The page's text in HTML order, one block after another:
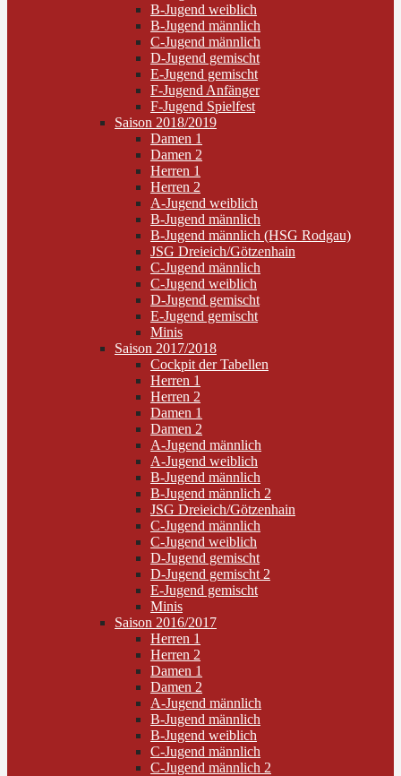
B-Jugend weiblich
B-Jugend männlich
C-Jugend männlich
D-Jugend gemischt
E-Jugend gemischt
F-Jugend Anfänger
F-Jugend Spielfest
Saison 2018/2019
Damen 1
Damen 2
Herren 1
Herren 2
A-Jugend weiblich
B-Jugend männlich
B-Jugend männlich (HSG Rodgau)
JSG Dreieich/Götzenhain
C-Jugend männlich
C-Jugend weiblich
D-Jugend gemischt
E-Jugend gemischt
Minis
Saison 2017/2018
Cockpit der Tabellen
Herren 1
Herren 2
Damen 1
Damen 2
A-Jugend männlich
A-Jugend weiblich
B-Jugend männlich
B-Jugend männlich 2
JSG Dreieich/Götzenhain
C-Jugend männlich
C-Jugend weiblich
D-Jugend gemischt
D-Jugend gemischt 2
E-Jugend gemischt
Minis
Saison 2016/2017
Herren 1
Herren 2
Damen 1
Damen 2
A-Jugend männlich
B-Jugend männlich
B-Jugend weiblich
C-Jugend männlich
C-Jugend männlich 2